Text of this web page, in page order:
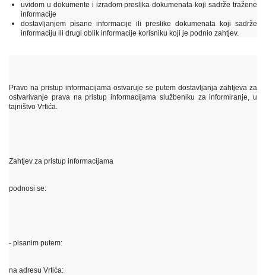
uvidom u dokumente i izradom preslika dokumenata koji sadrže tražene
informacije
dostavljanjem pisane informacije ili preslike dokumenata koji sadrže
informaciju ili drugi oblik informacije korisniku koji je podnio zahtjev.
Pravo na pristup informacijama ostvaruje se putem dostavljanja zahtjeva za
ostvarivanje prava na pristup informacijama službeniku za informiranje, u
tajništvo Vrtića.
Zahtjev za pristup informacijama
podnosi se:
- pisanim putem:
na adresu Vrtića: